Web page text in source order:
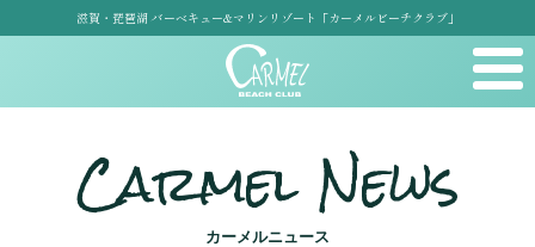
滋賀・琵琶湖 バーベキュー&マリンリゾート「カーメルビーチクラブ」
Carmel News
カーメルニュース